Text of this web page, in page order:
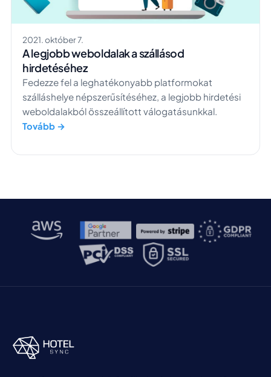
2021. október 7.
A legjobb weboldalak a szállásod
hirdetéséhez
Fedezze fel a leghatékonyabb platformokat
szálláshelye népszerűsítéséhez, a legjobb hirdetési
weboldalakból összeállított válogatásunkkal.
Tovább →